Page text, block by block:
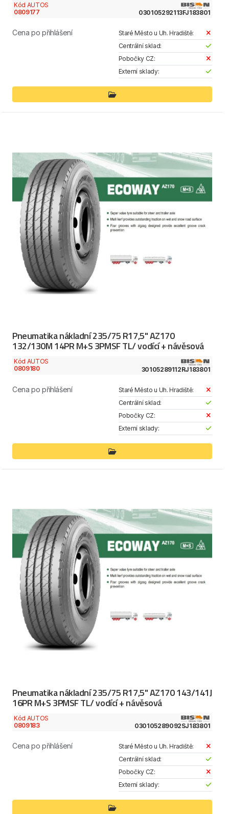
Kód AUTOS
0809177
030105292113FJ183801
Cena po přihlášení
Staré Město u Uh. Hradiště:
Centrální sklad:
Pobočky CZ:
Externí sklady:
Pneumatika nákladní 235/75 R17,5" AZ170
132/130M 14PR M+S 3PMSF TL/ vodící + návěsová
Kód AUTOS
0809180
30105289112RJ183801
Cena po přihlášení
Staré Město u Uh. Hradiště:
Centrální sklad:
Pobočky CZ:
Externí sklady:
Pneumatika nákladní 235/75 R17,5" AZ170 143/141J
16PR M+S 3PMSF TL/ vodící + návěsová
Kód AUTOS
0809183
030105289092SJ183801
Cena po přihlášení
Staré Město u Uh. Hradiště:
Centrální sklad:
Pobočky CZ:
Externí sklady: